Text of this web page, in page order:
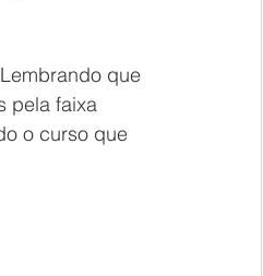
que
pela faixa
o curso que